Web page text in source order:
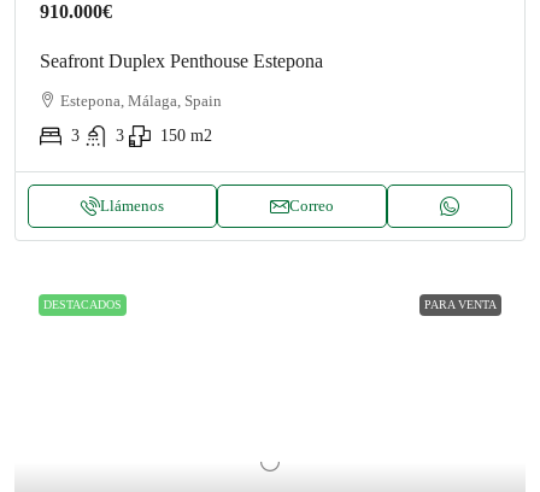
910.000€
Seafront Duplex Penthouse Estepona
Estepona, Málaga, Spain
3
3 150 m2
Llámenos Correo
DESTACADOS PARA VENTA